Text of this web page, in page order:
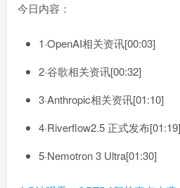
今日内容：
1·OpenAI相关资讯[00:03]
2·谷歌相关资讯[00:32]
3·Anthropic相关资讯[01:10]
4·Riverflow2.5 正式发布[01:19]
5·Nemotron 3 Ultra[01:30]